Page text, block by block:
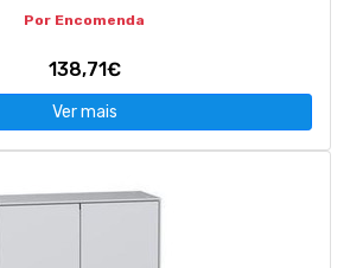
Por Encomenda
138,71€
Ver mais